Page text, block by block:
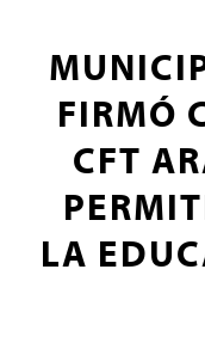
FIRMÓ
CFT
LA